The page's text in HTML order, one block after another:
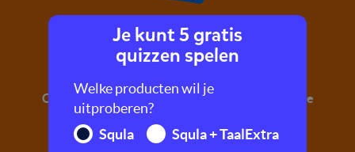
Pictogrammen
In dit filmpje neem je een kijkje op Amsterdam
Centraal en leer je over alle pictogrammen die je
daar kan vinden.
Je kunt 5 gratis
quizzen spelen
Welke producten wil je
uitproberen?
Squla
Squla + TaalExtra